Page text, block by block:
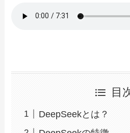
目
DeepSeekとは？